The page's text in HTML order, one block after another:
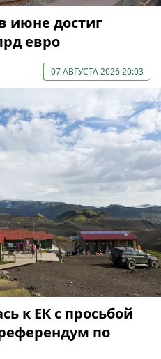
июне достиг
евро
07 АВГУСТА 2026 20:03
к ЕК с просьбой
по